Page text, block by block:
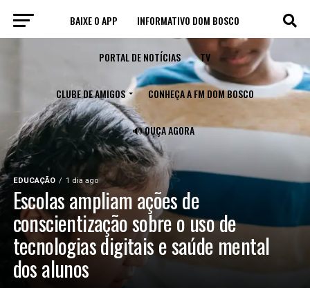
BAIXE O APP INFORMATIVO DOM BOSCO
PORTAL DE NOTÍCIAS TV
CLUBE DE AMIGOS CONHEÇA A FM DOM BOSCO
🔊 OUÇA AGORA
EDUCAÇÃO 1 dia ago
Escolas ampliam ações de
conscientização sobre o uso de
tecnologias digitais e saúde mental
dos alunos